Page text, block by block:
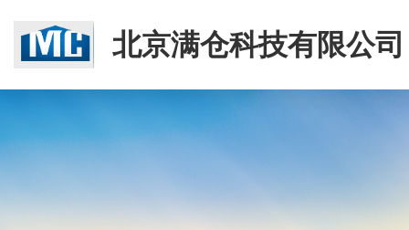
北京满仓科技有限公司